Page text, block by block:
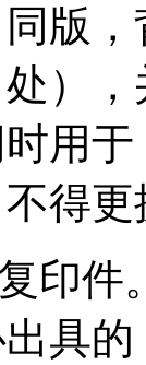
版
）
用
得更
印件
具